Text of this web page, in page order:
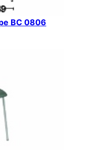
BC 0806